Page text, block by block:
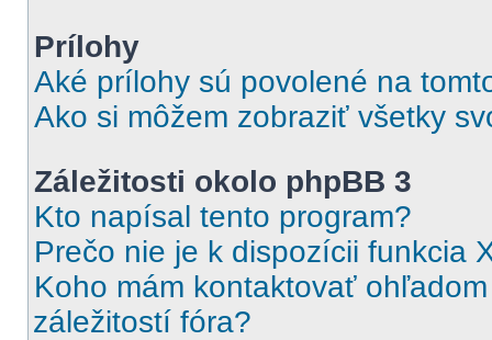
Prílohy
Aké prílohy sú povolené na
Ako si môžem zobraziť všetky
Záležitosti okolo phpBB 3
Kto napísal tento program?
Prečo nie je k dispozícii funkcia
Koho mám kontaktovať
záležitostí fóra?